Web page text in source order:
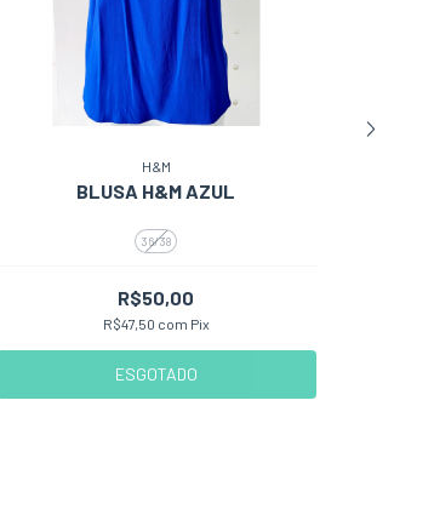
H&M
BLUSA H&M AZUL
36/38
R$50,00
R$47,50 com Pix
ESGOTADO